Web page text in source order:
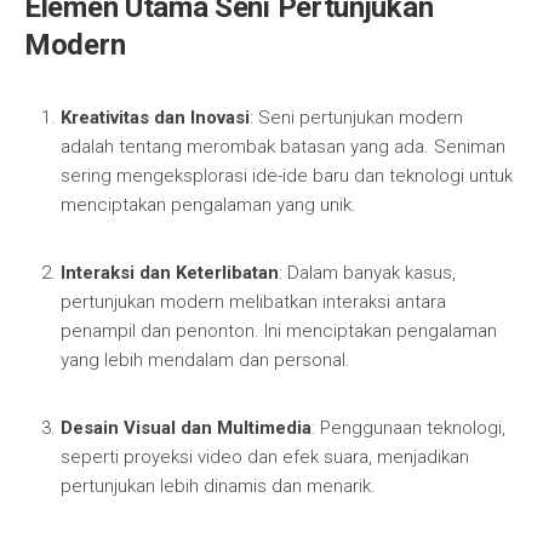
Elemen Utama Seni Pertunjukan
Modern
Kreativitas dan Inovasi: Seni pertunjukan modern
adalah tentang merombak batasan yang ada. Seniman
sering mengeksplorasi ide-ide baru dan teknologi untuk
menciptakan pengalaman yang unik.
Interaksi dan Keterlibatan: Dalam banyak kasus,
pertunjukan modern melibatkan interaksi antara
penampil dan penonton. Ini menciptakan pengalaman
yang lebih mendalam dan personal.
Desain Visual dan Multimedia: Penggunaan teknologi,
seperti proyeksi video dan efek suara, menjadikan
pertunjukan lebih dinamis dan menarik.